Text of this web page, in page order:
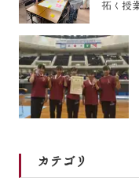
拓く授
カテゴリ